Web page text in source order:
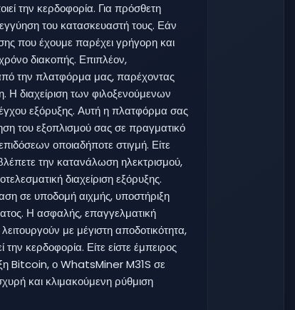
την κερδοφορία. Για πρόσθετη
εγγύηση του κατασκευαστή τους. Εάν
που έχουμε παρέχει γρήγορη και
διακοπής. Επιπλέον,
την πλατφόρμα μας, παρέχοντας
Η διαχείριση των φιλοξενούμενων
εξόρυξης. Αυτή η πλατφόρμα σας
του εξοπλισμού σας σε πραγματικό
οποιαδήποτε στιγμή. Είτε
την κατανάλωση ηλεκτρισμού,
διαχείριση εξόρυξης.
σε υποδομή αιχμής, υποστήριξη
Η ασφαλής, επαγγελματική
με μέγιστη αποδοτικότητα,
κερδοφορία. Είτε είστε έμπειρος
Bitcoin, ο WhatsMiner M31S σε
και κλιμακούμενη ρύθμιση